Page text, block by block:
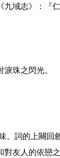
九域志》：『
珠之閃光。
對友人的依戀